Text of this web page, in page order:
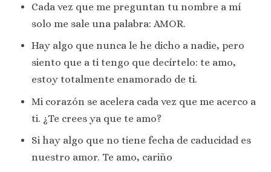
Cada vez que me preguntan tu nombre a mí
solo me sale una palabra: AMOR.
Hay algo que nunca le he dicho a nadie, pero
siento que a ti tengo que decírtelo: te amo,
estoy totalmente enamorado de ti.
Mi corazón se acelera cada vez que me acerco a
ti. ¿Te crees ya que te amo?
Si hay algo que no tiene fecha de caducidad es
nuestro amor. Te amo, cariño